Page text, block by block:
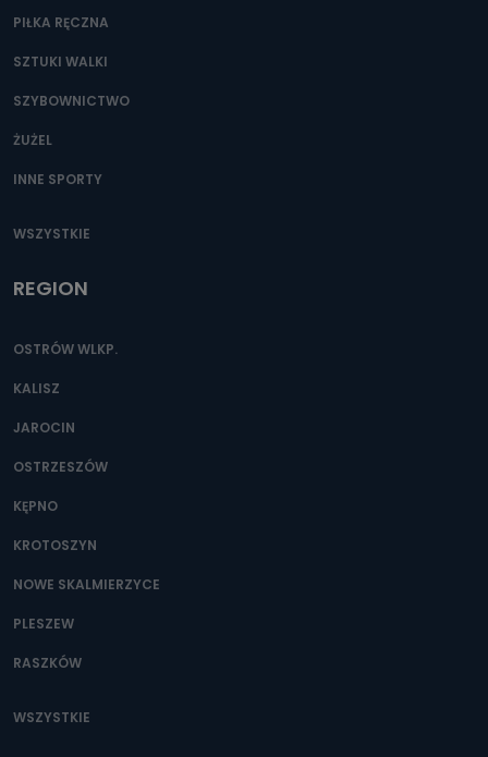
PIŁKA RĘCZNA
SZTUKI WALKI
SZYBOWNICTWO
ŻUŻEL
INNE SPORTY
WSZYSTKIE
REGION
OSTRÓW WLKP.
KALISZ
JAROCIN
OSTRZESZÓW
KĘPNO
KROTOSZYN
NOWE SKALMIERZYCE
PLESZEW
RASZKÓW
WSZYSTKIE